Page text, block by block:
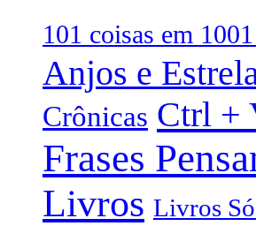
101 coisas em
Anjos e
Crônicas Ctrl +
Frases
Livros Livros